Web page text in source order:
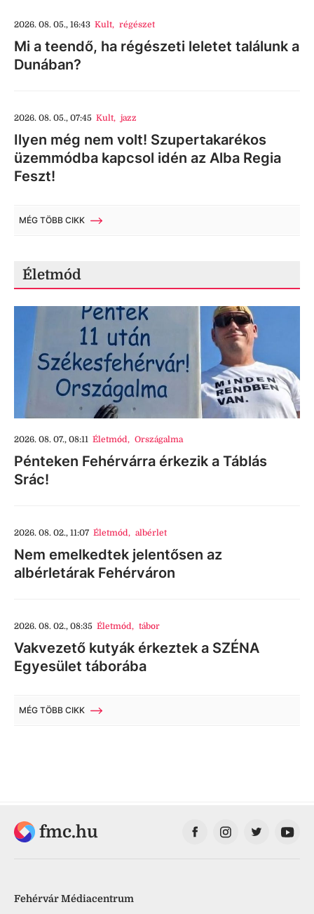
2026. 08. 05., 16:43 Kult, régészet
Mi a teendő, ha régészeti leletet találunk a
Dunában?
2026. 08. 05., 07:45 Kult, jazz
Ilyen még nem volt! Szupertakarékos
üzemmódba kapcsol idén az Alba Regia
Feszt!
MÉG TÖBB CIKK
Életmód
2026. 08. 07., 08:11 Életmód, Országalma
Pénteken Fehérvárra érkezik a Táblás
Srác!
2026. 08. 02., 11:07 Életmód, albérlet
Nem emelkedtek jelentősen az
albérletárak Fehérváron
2026. 08. 02., 08:35 Életmód, tábor
Vakvezető kutyák érkeztek a SZÉNA
Egyesület táborába
MÉG TÖBB CIKK
fmc.hu
Fehérvár Médiacentrum